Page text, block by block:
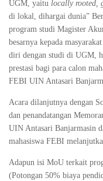
UGM, yaitu locally rooted,
di lokal, dihargai dunia”
program studi Magister
besarnya kepada
diri dengan studi di UGM,
prestasi bagi para calon
FEBI UIN Antasari
Acara dilanjutnya dengan
dan penandatangan
UIN Antasari Banjarmasin
mahasiswa FEBI
Adapun isi MoU terkait
(Potongan 50% biaya